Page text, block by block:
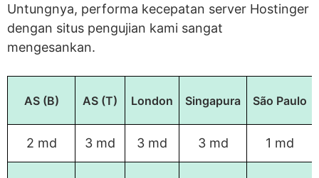
Untungnya, performa kecepatan server Hostinger
dengan situs pengujian kami sangat
mengesankan.
AS (B) AS (T) London Singapura São Paulo
2 md 3 md 3 md 3 md 1 md